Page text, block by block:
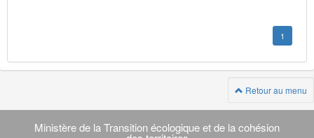
1
Retour au menu
Navigation
transverse
Ministère de la Transition écologique et de la cohésion